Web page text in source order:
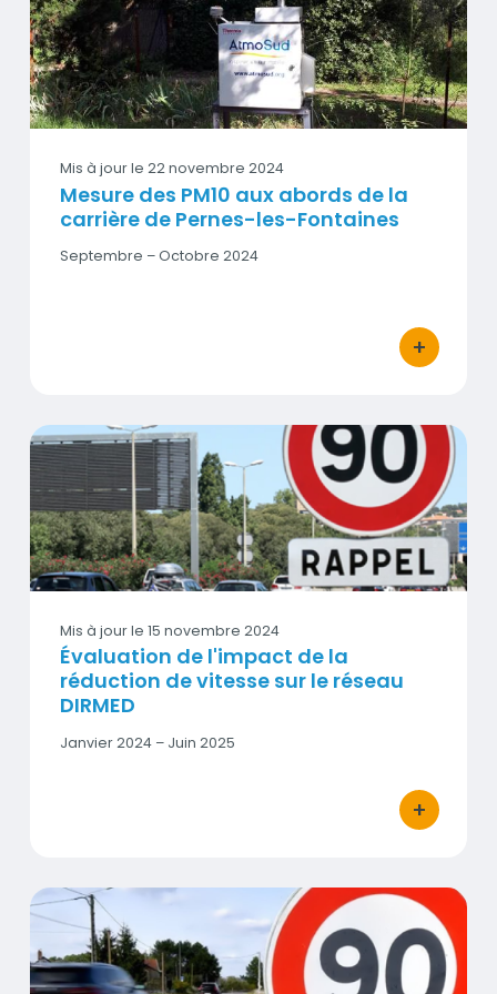
Vignette
Mis à jour le 22 novembre 2024
Mesure des PM10 aux abords de la
carrière de Pernes-les-Fontaines
Date
Septembre – Octobre 2024
+
bouton
Évaluation de l'impact de la réduction de vitesse sur le
Vignette
Mis à jour le 15 novembre 2024
Évaluation de l'impact de la
réduction de vitesse sur le réseau
DIRMED
Date
Janvier 2024 – Juin 2025
+
bouton
Quel impact sur l'air de la baisse de vitesse entre
Vignette